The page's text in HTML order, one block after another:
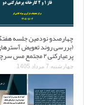
چهارصدو نودمین جلسه
پرعیارکنی ۲ مجتمع مس سرچشمه)
چهارشنبه 7 مرداد 1405